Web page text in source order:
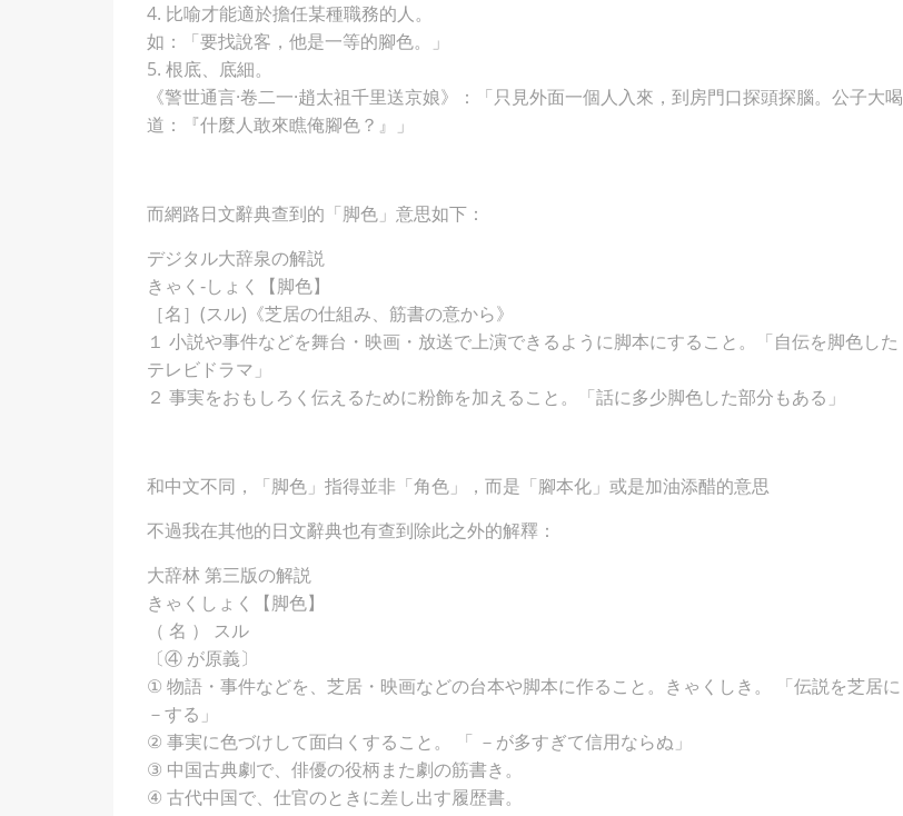
4. 比喻才能適於擔任某種職務的人。
如：「要找說客，他是一等的腳色。」
5. 根底、底細。
《警世通言·卷二一·趙太祖千里送京娘》：「只見外面一個人入來，到房門口探頭探腦。公子大喝
道：『什麼人敢來瞧俺腳色？』」
而網路日文辭典查到的「脚色」意思如下：
デジタル大辞泉の解説
きゃく‐しょく【脚色】
［名］(スル)《芝居の仕組み、筋書の意から》
１ 小説や事件などを舞台・映画・放送で上演できるように脚本にすること。「自伝を脚色した
テレビドラマ」
２ 事実をおもしろく伝えるために粉飾を加えること。「話に多少脚色した部分もある」
和中文不同，「脚色」指得並非「角色」，而是「腳本化」或是加油添醋的意思
不過我在其他的日文辭典也有查到除此之外的解釋：
大辞林 第三版の解説
きゃくしょく【脚色】
（ 名 ） スル
〔④ が原義〕
① 物語・事件などを、芝居・映画などの台本や脚本に作ること。きゃくしき。 「伝説を芝居に
－する」
② 事実に色づけして面白くすること。 「 －が多すぎて信用ならぬ」
③ 中国古典劇で、俳優の役柄また劇の筋書き。
④ 古代中国で、仕官のときに差し出す履歴書。